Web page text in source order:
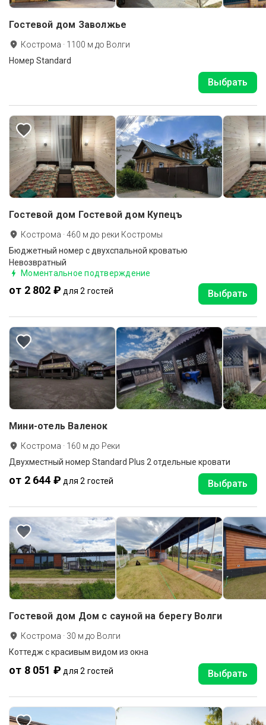
Гостевой дом Заволжье
Кострома · 1100 м до Волги
Номер Standard
Выбрать
Гостевой дом Гостевой дом Купецъ
Кострома ·460 м до реки Костромы
Бюджетный номер с двухспальной кроватью
Невозвратный
Моментальное подтверждение
от 2 802 ₽ для 2 гостей Выбрать
Мини-отель Валенок
Кострома · 160 м до Реки
Двухместный номер Standard Plus 2 отдельные кровати
от 2 644 ₽ для 2 гостей Выбрать
Гостевой дом Дом c сауной на берегу Волги
Кострома · 30 м до Волги
Коттедж с красивым видом из окна
от 8 051 ₽ для 2 гостей Выбрать